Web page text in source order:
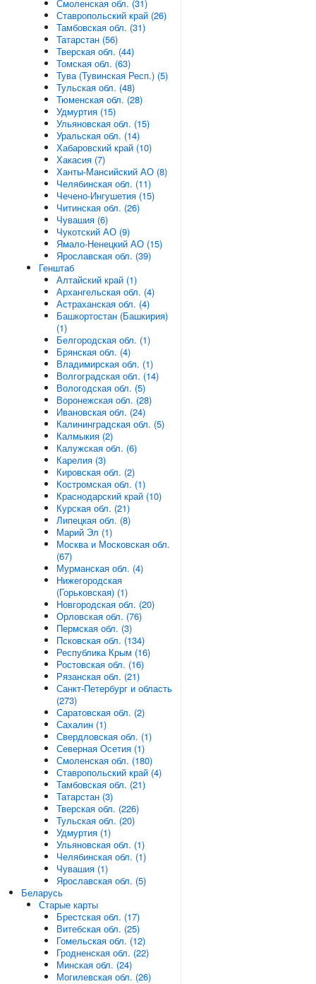
Смоленская обл. (31)
Ставропольский край (26)
Тамбовская обл. (31)
Татарстан (56)
Тверская обл. (44)
Томская обл. (63)
Тува (Тувинская Респ.) (5)
Тульская обл. (48)
Тюменская обл. (28)
Удмуртия (15)
Ульяновская обл. (15)
Уральская обл. (14)
Хабаровский край (10)
Хакасия (7)
Ханты-Мансийский АО (8)
Челябинская обл. (11)
Чечено-Ингушетия (15)
Читинская обл. (26)
Чувашия (6)
Чукотский АО (9)
Ямало-Ненецкий АО (15)
Ярославская обл. (39)
Генштаб
Алтайский край (1)
Архангельская обл. (4)
Астраханская обл. (4)
Башкортостан (Башкирия)
(1)
Белгородская обл. (1)
Брянская обл. (4)
Владимирская обл. (1)
Волгоградская обл. (14)
Вологодская обл. (5)
Воронежская обл. (28)
Ивановская обл. (24)
Калининградская обл. (5)
Калмыкия (2)
Калужская обл. (6)
Карелия (3)
Кировская обл. (2)
Костромская обл. (1)
Краснодарский край (10)
Курская обл. (21)
Липецкая обл. (8)
Марий Эл (1)
Москва и Московская обл.
(67)
Мурманская обл. (4)
Нижегородская
(Горьковская) (1)
Новгородская обл. (20)
Орловская обл. (76)
Пермская обл. (3)
Псковская обл. (134)
Республика Крым (16)
Ростовская обл. (16)
Рязанская обл. (21)
Санкт-Петербург и область
(273)
Саратовская обл. (2)
Сахалин (1)
Свердловская обл. (1)
Северная Осетия (1)
Смоленская обл. (180)
Ставропольский край (4)
Тамбовская обл. (21)
Татарстан (3)
Тверская обл. (226)
Тульская обл. (20)
Удмуртия (1)
Ульяновская обл. (1)
Челябинская обл. (1)
Чувашия (1)
Ярославская обл. (5)
Беларусь
Старые карты
Брестская обл. (17)
Витебская обл. (25)
Гомельская обл. (12)
Гродненская обл. (22)
Минская обл. (24)
Могилевская обл. (26)